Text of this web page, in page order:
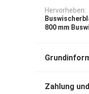
Hervorheben:
800 mm
Zahlung